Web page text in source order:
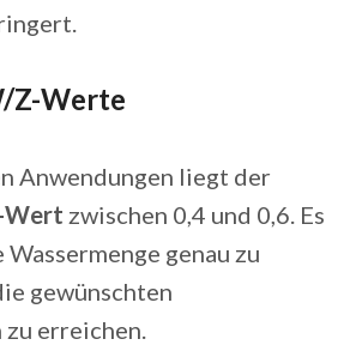
Z-Werte
Anwendungen liegt der
Wert zwischen 0,4 und 0,6. Es
genau zu
gewünschten
zu erreichen.